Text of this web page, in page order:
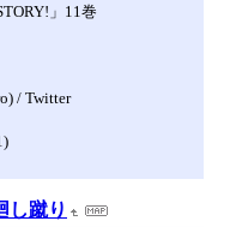
」11巻
/ Twitter
し蹴り